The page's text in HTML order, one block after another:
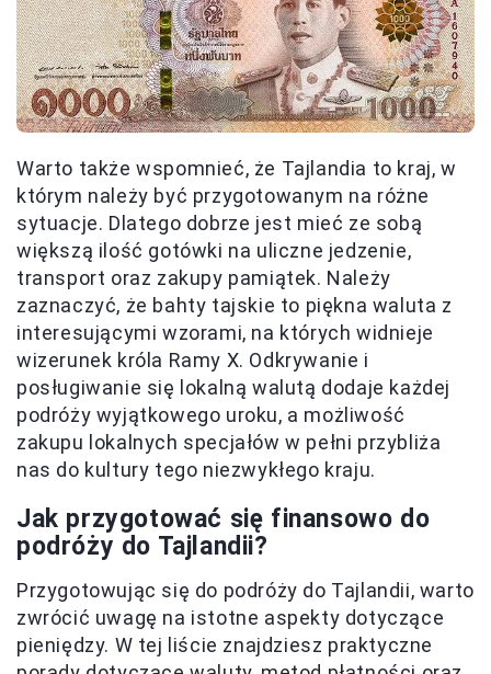
Warto także wspomnieć, że Tajlandia to kraj, w
którym należy być przygotowanym na różne
sytuacje. Dlatego dobrze jest mieć ze sobą
większą ilość gotówki na uliczne jedzenie,
transport oraz zakupy pamiątek. Należy
zaznaczyć, że bahty tajskie to piękna waluta z
interesującymi wzorami, na których widnieje
wizerunek króla Ramy X. Odkrywanie i
posługiwanie się lokalną walutą dodaje każdej
podróży wyjątkowego uroku, a możliwość
zakupu lokalnych specjałów w pełni przybliża
nas do kultury tego niezwykłego kraju.
Jak przygotować się finansowo do
podróży do Tajlandii?
Przygotowując się do podróży do Tajlandii, warto
zwrócić uwagę na istotne aspekty dotyczące
pieniędzy. W tej liście znajdziesz praktyczne